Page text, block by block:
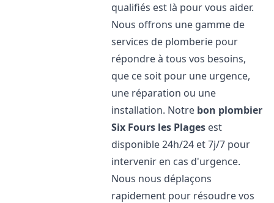
qualifiés est là pour vous aider.
Nous offrons une gamme de
services de plomberie pour
répondre à tous vos besoins,
que ce soit pour une urgence,
une réparation ou une
installation. Notre bon plombier
Six Fours les Plages est
disponible 24h/24 et 7j/7 pour
intervenir en cas d'urgence.
Nous nous déplaçons
rapidement pour résoudre vos